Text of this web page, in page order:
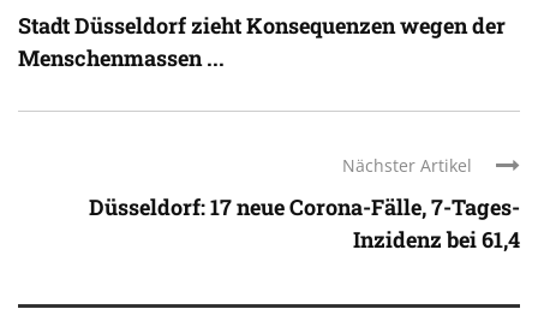
Stadt Düsseldorf zieht Konsequenzen wegen der
Menschenmassen ...
Nächster Artikel
Düsseldorf: 17 neue Corona-Fälle, 7-Tages-
Inzidenz bei 61,4